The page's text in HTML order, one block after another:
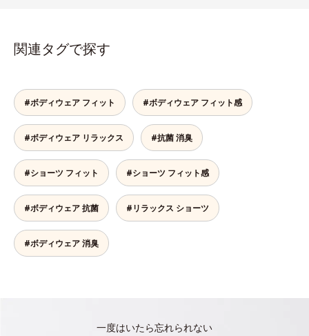
関連タグで探す
#ボディウェア フィット #ボディウェア フィット感
#ボディウェア リラックス #抗菌 消臭
#ショーツ フィット #ショーツ フィット感
#ボディウェア 抗菌 #リラックス ショーツ
#ボディウェア 消臭
一度はいたら忘れられない